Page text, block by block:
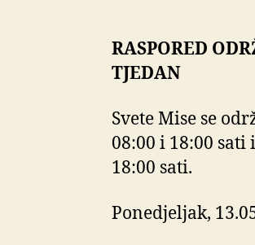
RASPORED
TJEDAN
Svete Mise se
08:00 i 18:00
18:00 sati.
Ponedjeljak,